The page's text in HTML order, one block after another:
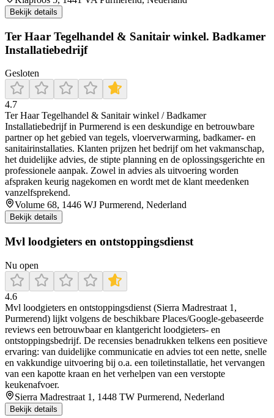
Bekijk details
Ter Haar Tegelhandel & Sanitair winkel. Badkamer
Installatiebedrijf
Gesloten
4.7
Ter Haar Tegelhandel & Sanitair winkel / Badkamer
Installatiebedrijf in Purmerend is een deskundige en betrouwbare
partner op het gebied van tegels, vloerverwarming, badkamer- en
sanitairinstallaties. Klanten prijzen het bedrijf om het vakmanschap,
het duidelijke advies, de stipte planning en de oplossingsgerichte en
professionele aanpak. Zowel in advies als uitvoering worden
afspraken keurig nagekomen en wordt met de klant meedenken
vanzelfsprekend.
Volume 68, 1446 WJ Purmerend, Nederland
Bekijk details
Mvl loodgieters en ontstoppingsdienst
Nu open
4.6
Mvl loodgieters en ontstoppingsdienst (Sierra Madrestraat 1,
Purmerend) lijkt volgens de beschikbare Places/Google-gebaseerde
reviews een betrouwbaar en klantgericht loodgieters- en
ontstoppingsbedrijf. De recensies benadrukken telkens een positieve
ervaring: van duidelijke communicatie en advies tot een nette, snelle
en vakkundige uitvoering bij o.a. een toiletinstallatie, het vervangen
van een kapotte kraan en het verhelpen van een verstopte
keukenafvoer.
Sierra Madrestraat 1, 1448 TW Purmerend, Nederland
Bekijk details